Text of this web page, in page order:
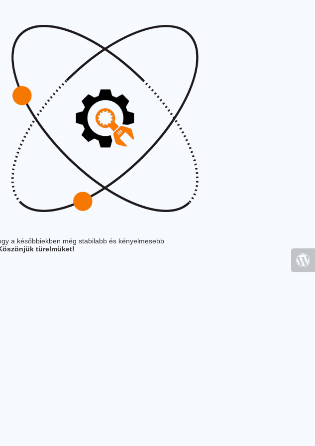
a későbbiekben még stabilabb és kényelmesebb
türelmüket!